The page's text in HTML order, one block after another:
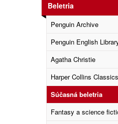
Beletria
Penguin Archive
Penguin English
Agatha Christie
Harper Collins Classics
Súčasná beletria
Fantasy a science